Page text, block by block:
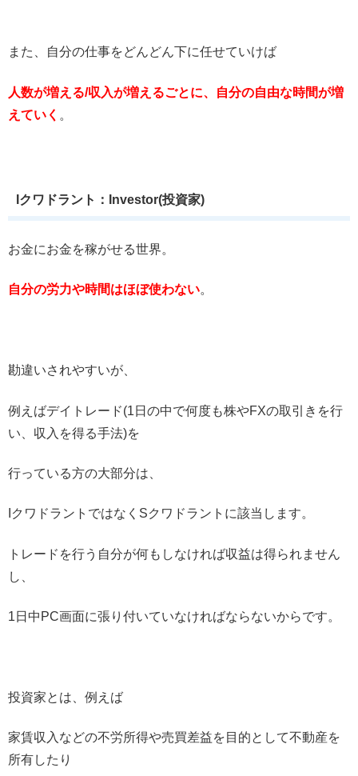
また、自分の仕事をどんどん下に任せていけば
人数が増える/収入が増えるごとに、自分の自由な時間が増
えていく 。
Iクワドラント：Investor(投資家)
お金にお金を稼がせる世界。
自分の労力や時間はほぼ使わない。
勘違いされやすいが、
例えばデイトレード(1日の中で何度も株やFXの取引きを行
い、収入を得る手法)を
行っている方の大部分は、
IクワドラントではなくSクワドラントに該当します。
トレードを行う自分が何もしなければ収益は得られません
し、
1日中PC画面に張り付いていなければならないからです。
投資家とは、例えば
家賃収入などの不労所得や売買差益を目的として不動産を
所有したり